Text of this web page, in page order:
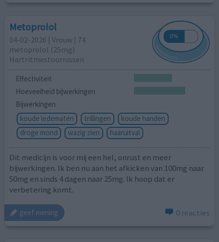
Metoprolol
04-02-2026 | Vrouw | 74
metoprolol (25mg)
Hartritmestoornissen
Effectiviteit
Hoeveelheid bijwerkingen
Bijwerkingen
koude ledematen
trillingen
koude handen
droge mond
wazig zien haaruitval
Dit medicijn is voor mij een hel, onrust en meer
bijwerkingen. Ik ben nu aan het afkicken van 100mg naar
50mg en sinds 4 dagen naar 25mg. Ik hoop dat er
verbetering komt.
geef mening 0 reacties